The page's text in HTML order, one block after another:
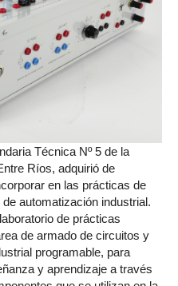
Técnica Nº 5 de la
Ríos, adquirió de
en las prácticas de
automatización industrial.
de prácticas
de armado de circuitos y
programable, para
y aprendizaje a través